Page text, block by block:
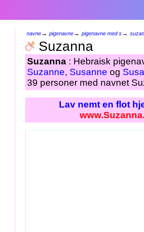
navne→ pigenavne→ pigenavne med s→
Suzanna
Suzanna : Hebraisk
Suzanne, Susanne og
39 personer med navnet
Lav nemt en flot